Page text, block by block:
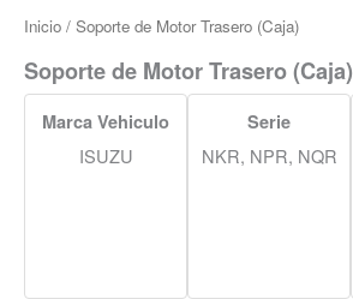
Inicio / Soporte de Motor Trasero (Caja)
Soporte de Motor Trasero (Caja)
Marca Vehiculo
ISUZU
Serie
NKR, NPR, NQR